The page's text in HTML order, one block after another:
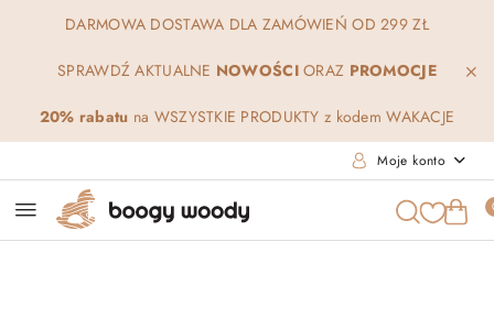
Przejdź do treści głównej
Przejdź do wyszukiwarki
Przejdź do moje konto
Przejdź do menu głównego
Przejdź do opisu produktu
Przejdź do stopki
DARMOWA DOSTAWA DLA ZAMÓWIEŃ OD 299 ZŁ
SPRAWDŹ AKTUALNE NOWOŚCIORAZ PROMOCJE
20% rabatu na WSZYSTKIE PRODUKTY z kodem WAKACJE
Moje konto